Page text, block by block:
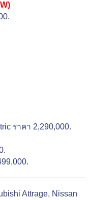
ราคา 2,290,000.
Attrage, Nissan